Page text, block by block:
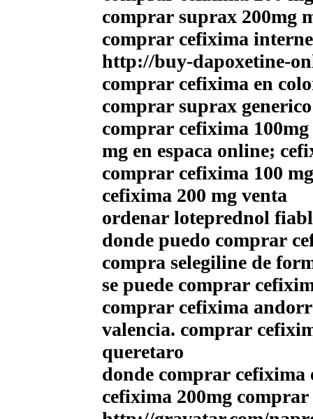
comprar suprax 200mg
comprar cefixima
http://buy-dapoxetine-
comprar cefixima en
comprar suprax
comprar cefixima
mg en espaсa online;
comprar cefixima 100
cefixima 200 mg venta
ordenar loteprednol
donde puedo comprar
compra selegiline de
se puede comprar
comprar cefixima
valencia. comprar
queretaro
donde comprar cefixima
cefixima 200mg